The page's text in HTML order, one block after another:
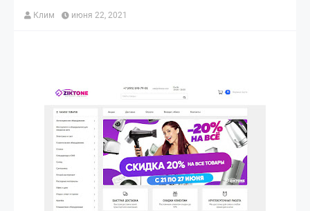
Клим июня 22, 2021